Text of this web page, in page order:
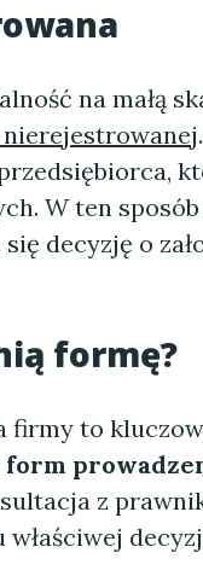
na małą
nierejestrowanej
W ten sposób
decyzję o
formę?
firmy to
form
z